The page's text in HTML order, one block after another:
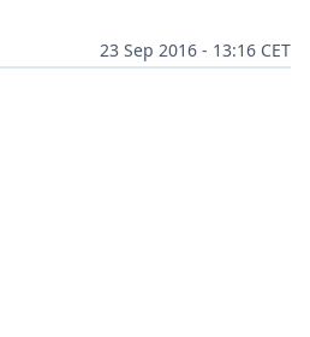
23 Sep 2016 - 13:16 CET